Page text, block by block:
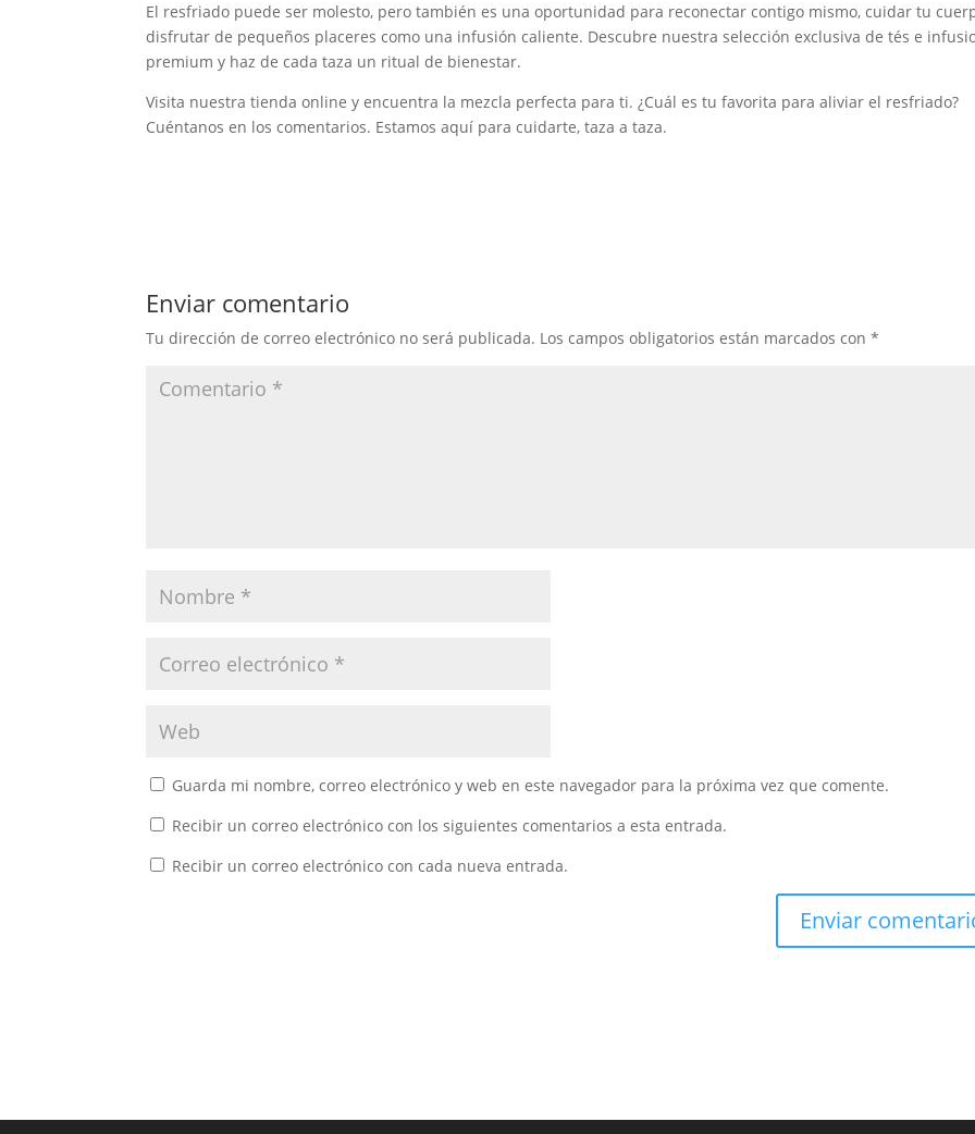
El resfriado puede ser molesto, pero también es una oportunidad para reconectar contigo mismo, cuidar tu
disfrutar de pequeños placeres como una infusión caliente. Descubre nuestra selección exclusiva de tés e
premium y haz de cada taza un ritual de bienestar.
Visita nuestra tienda online y encuentra la mezcla perfecta para ti. ¿Cuál es tu favorita para aliviar el resfriado?
Cuéntanos en los comentarios. Estamos aquí para cuidarte, taza a taza.
Enviar comentario
Tu dirección de correo electrónico no será publicada. Los campos obligatorios están marcados con*
Guarda mi nombre, correo electrónico y web en este navegador para la próxima vez que comente.
Recibir un correo electrónico con los siguientes comentarios a esta entrada.
Recibir un correo electrónico con cada nueva entrada.